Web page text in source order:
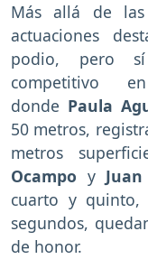
Más allá de las
actuaciones
podio, pero
competitivo
donde Paula
50 metros,
metros
Ocampo y
cuarto y quinto,
segundos,
de honor.